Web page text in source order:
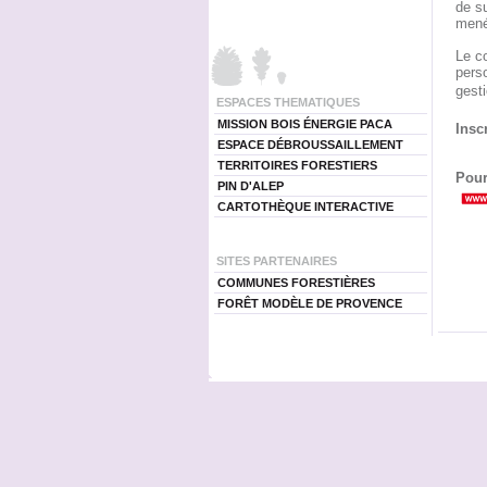
ESPACES THEMATIQUES
MISSION BOIS ÉNERGIE PACA
ESPACE DÉBROUSSAILLEMENT
TERRITOIRES FORESTIERS
PIN D'ALEP
CARTOTHÈQUE INTERACTIVE
SITES PARTENAIRES
COMMUNES FORESTIÈRES
FORÊT MODÈLE DE PROVENCE
de
Le